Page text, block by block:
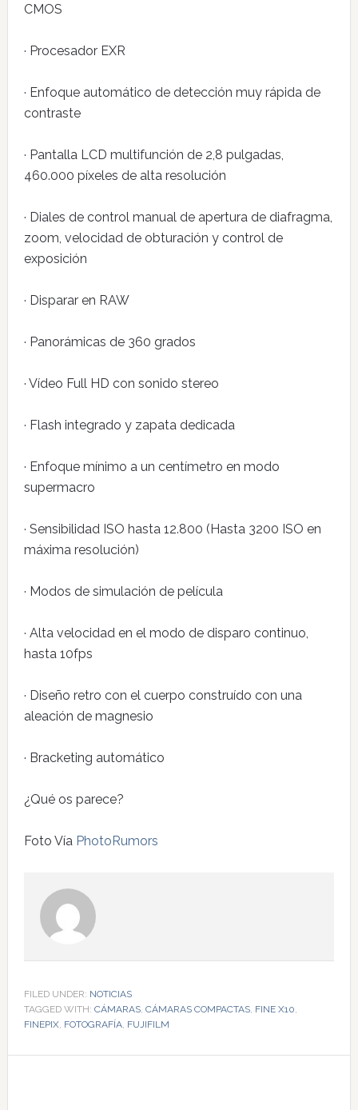
CMOS
· Procesador EXR
· Enfoque automático de detección muy rápida de
contraste
· Pantalla LCD multifunción de 2,8 pulgadas,
460.000 píxeles de alta resolución
· Diales de control manual de apertura de diafragma,
zoom, velocidad de obturación y control de
exposición
· Disparar en RAW
· Panorámicas de 360 grados
· Vídeo Full HD con sonido stereo
· Flash integrado y zapata dedicada
· Enfoque mínimo a un centímetro en modo
supermacro
· Sensibilidad ISO hasta 12.800 (Hasta 3200 ISO en
máxima resolución)
· Modos de simulación de película
· Alta velocidad en el modo de disparo continuo,
hasta 10fps
· Diseño retro con el cuerpo construído con una
aleación de magnesio
· Bracketing automático
¿Qué os parece?
Foto Vía PhotoRumors
FILED UNDER: NOTICIAS
TAGGED WITH: CÁMARAS, CÁMARAS COMPACTAS, FINE X10
FINEPIX, FOTOGRAFÍA, FUJIFILM